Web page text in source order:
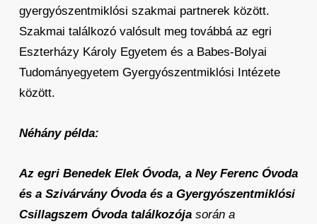
gyergyószentmiklósi szakmai partnerek között.
Szakmai találkozó valósult meg továbbá az egri
Eszterházy Károly Egyetem és a Babes-Bolyai
Tudományegyetem Gyergyószentmiklósi Intézete
között.
Néhány példa:
Az egri Benedek Elek Óvoda, a Ney Ferenc Óvoda
és a Szivárvány Óvoda és a Gyergyószentmiklósi
Csillagszem Óvoda találkozójasorán a